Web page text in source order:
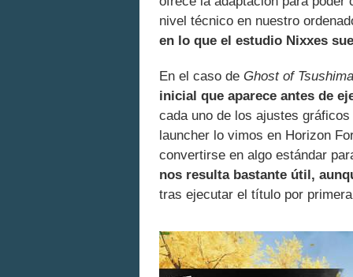
nivel técnico en nuestro
en lo que el estudio Nixxes
En el caso de Ghost of Tsushima
inicial que aparece antes de
cada uno de los ajustes
launcher lo vimos en Horizon
convertirse en algo estándar
nos resulta bastante útil,
tras ejecutar el título por